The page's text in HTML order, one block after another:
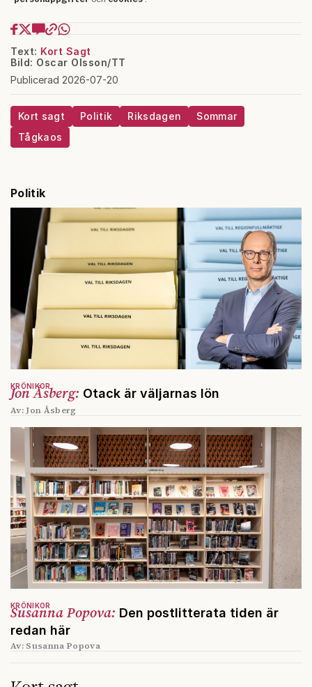
Text: Kort Sagt
Bild: Oscar Olsson/TT
Publicerad 2026-07-20
Kort sagt Politik Riksdagen
Sommar
Tågkaos
Politik
Jon Åsberg: Otack är väljarnas lön
KRÖNIKOR
Av: Jon Åsberg
Susanna Popova: Den postlitterata tiden är
redan här
KRÖNIKOR
Av: Susanna Popova